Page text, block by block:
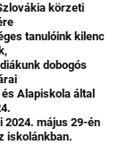
körzeti
tanulóink kilenc
dobogós
Alapiskola által
május 29-én
iskolánkban.